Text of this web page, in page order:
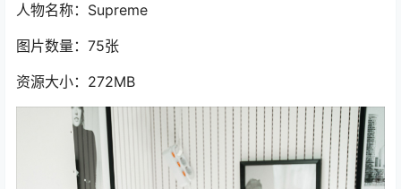
人物名称：Supreme
图片数量：75张
资源大小：272MB